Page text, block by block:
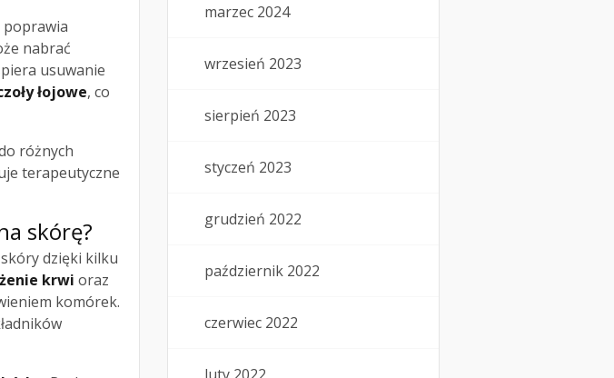
poprawia
nabrać
usuwanie
łojowe, co
różnych
terapeutyczne
skórę?
dzięki kilku
krwi oraz
komórek.
marzec 2024
wrzesień 2023
sierpień 2023
styczeń 2023
grudzień 2022
październik 2022
czerwiec 2022